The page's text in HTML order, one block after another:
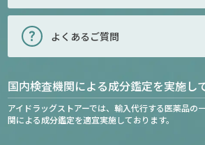
よくあるご質問
国内検査機関による成分鑑定を実施し
アイドラッグストアーでは、輸入代行する医薬品の
関による成分鑑定を適宜実施しております。